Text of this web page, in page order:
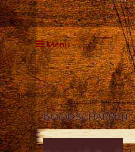
Menu
BOODSCHAPPEN